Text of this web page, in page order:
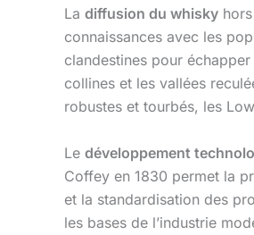
La diffusion du whisky
connaissances avec les
clandestines pour
collines et les vallées
robustes et tourbés, les
Le développement
Coffey en 1830 permet la
et la standardisation des
les bases de l’industrie